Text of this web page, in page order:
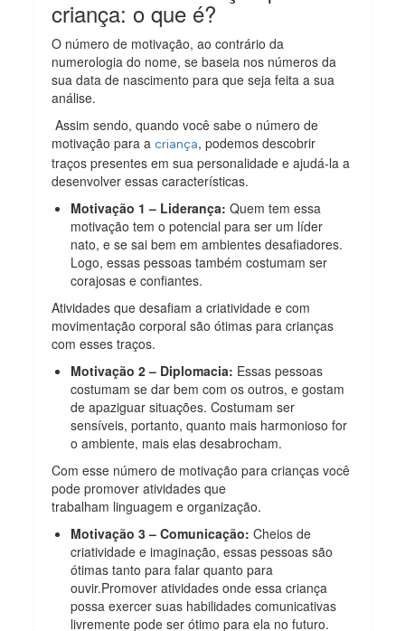
criança: o que é?
O número de motivação, ao contrário da
numerologia do nome, se baseia nos números da
sua data de nascimento para que seja feita a sua
análise.
Assim sendo, quando você sabe o número de
motivação para acriança, podemos descobrir
traços presentes em sua personalidade e ajudá-la a
desenvolver essas características.
Motivação 1 – Liderança:Quem tem essa
motivação tem o potencial para ser um líder
nato, e se sai bem em ambientes desafiadores.
Logo, essas pessoas também costumam ser
corajosas e confiantes.
Atividades que desafiam a criatividade e com
movimentação corporal são ótimas para crianças
com esses traços.
Motivação 2 – Diplomacia: Essas pessoas
costumam se dar bem com os outros, e gostam
de apaziguar situações. Costumam ser
sensíveis, portanto, quanto mais harmonioso for
o ambiente, mais elas desabrocham.
Com esse número de motivação para crianças você
pode promover atividades que
trabalham linguagem e organização.
Motivação 3 – Comunicação:Cheios de
criatividade e imaginação, essas pessoas são
ótimas tanto para falar quanto para
ouvir.Promover atividades onde essa criança
possa exercer suas habilidades comunicativas
livremente pode ser ótimo para ela no futuro.